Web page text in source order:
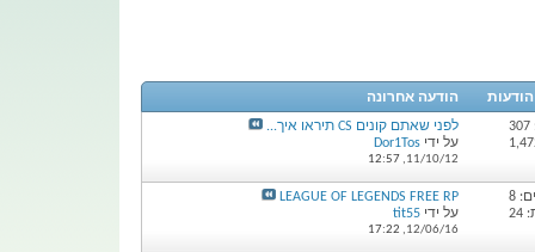
הודעה אחרונה
לפני שאתם קונים CS תיראו איך...
על ידי Dor1Tos
11/10/12,
12:57
8
LEAGUE OF LEGENDS FREE RP
על ידי tit55
12/06/16,
17:22